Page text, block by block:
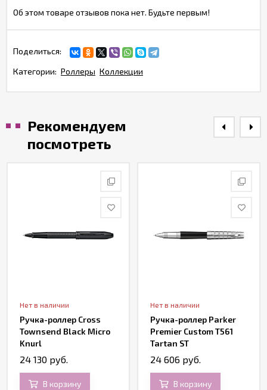
Об этом товаре отзывов пока нет. Будьте первым!
Поделиться:
Категории: Роллеры Коллекции
Рекомендуем
посмотреть
Нет в наличии
Ручка-роллер Cross
Townsend Black Micro
Knurl
24 130 руб.
В корзину
Нет в наличии
Ручка-роллер Parker
Premier Custom T561
Tartan ST
24 606 руб.
В корзину